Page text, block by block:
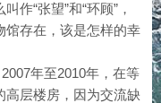
作“张望”和“环顾”，
馆存在，该是怎样的幸
年至2010年，在等
高层楼房，因为交流缺